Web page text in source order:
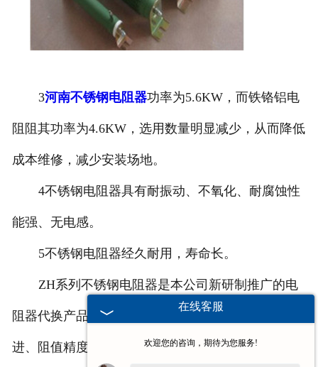
3河南不锈钢电阻器功率为5.6KW，而铁铬铝电
阻阻其功率为4.6KW，选用数量明显减少，从而降低
成本维修，减少安装场地。
4不锈钢电阻器具有耐振动、不氧化、耐腐蚀性
能强、无电感。
5不锈钢电阻器经久耐用，寿命长。
ZH系列不锈钢电阻器是本公司新研制推广的电
阻器代换产品，具有容量大耐腐蚀、无感应、工艺先
进、阻值精度高、生产周短等优点。我们公司还有更
在线客服
欢迎您的咨询，期待为您服务!